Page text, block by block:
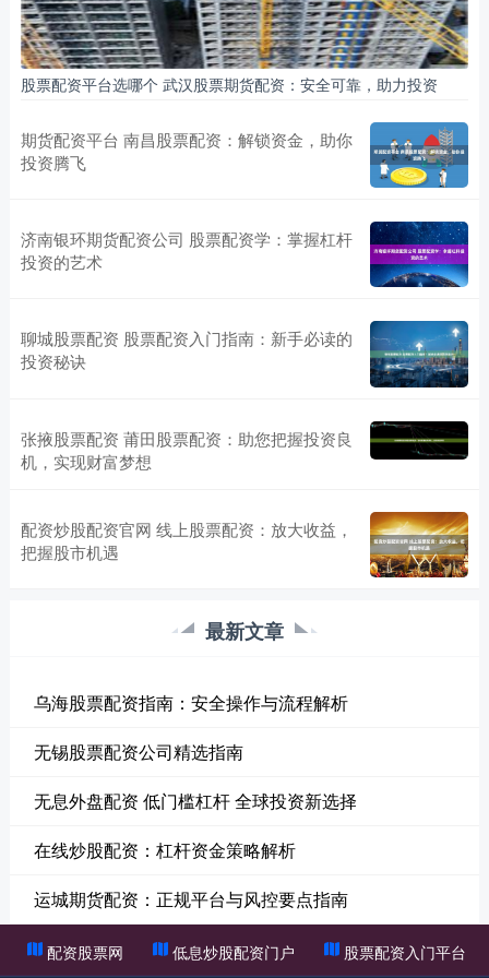
股票配资平台选哪个 武汉股票期货配资：安全可靠，助力投资
期货配资平台 南昌股票配资：解锁资金，助你
投资腾飞
济南银环期货配资公司 股票配资学：掌握杠杆
投资的艺术
聊城股票配资 股票配资入门指南：新手必读的
投资秘诀
张掖股票配资 莆田股票配资：助您把握投资良
机，实现财富梦想
配资炒股配资官网 线上股票配资：放大收益，
把握股市机遇
最新文章
乌海股票配资指南：安全操作与流程解析
无锡股票配资公司精选指南
无息外盘配资 低门槛杠杆 全球投资新选择
在线炒股配资：杠杆资金策略解析
运城期货配资：正规平台与风控要点指南
配资股票网 低息炒股配资门户 股票配资入门平台